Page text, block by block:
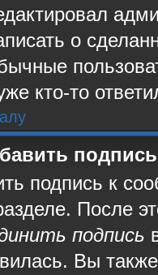
о
кто-то
подпись к
После
подпись
Вы